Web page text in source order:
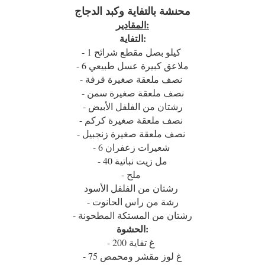
محنشة بالتفاية وكبد الدجاج
المقادير:
التفاية:
- 1 كيلو بصل مقطع شرائح
- 6 ملاعق كبيرة عسل طبيعي
- نصف ملعقة صغيرة سمن
- رشتان من الفلفل الأبيض
- 40 مل زيت نباتية
- رشة من راس الحانوت
- رشتان من المستكة المطحونة
الحشوة:
- 75 غ لوز مقشر ومحمص